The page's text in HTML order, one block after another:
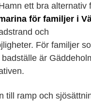
ett bra alternativ
för familjer i
och
För familjer
badställe är
till ramp och